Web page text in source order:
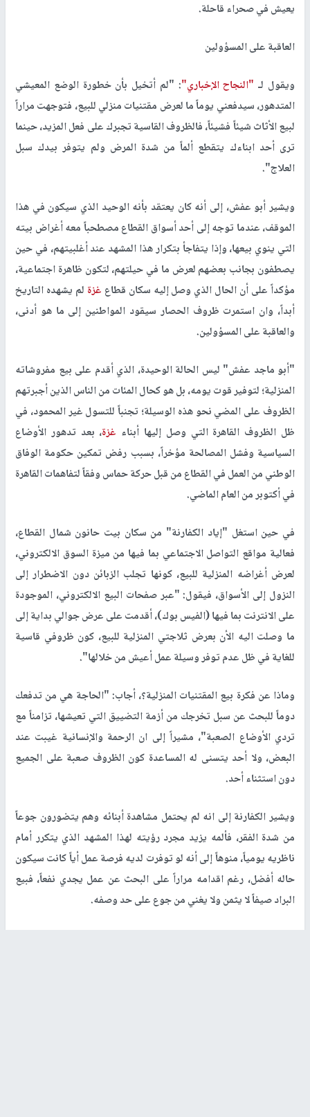
يعيش في صحراء قاحلة.
العاقبة على المسؤولين
ويقول لـ "النجاح الإخباري": "لم أتخيل بأن خطورة الوضع المعيشي
المتدهور، سيدفعني يوماً ما لعرض مقتنيات منزلي للبيع، فتوجهت مراراً
لبيع الأثاث شيئاً فشيئاً، فالظروف القاسية تجبرك على فعل المزيد، حينما
ترى أحد ابناءك يتقطع ألماً من شدة المرض ولم يتوفر بيدك سبل
العلاج".
ويشير أبو عفش، إلى أنه كان يعتقد بأنه الوحيد الذي سيكون في هذا
الموقف، عندما توجه إلى أحد أسواق القطاع مصطحباً معه أغراض بيته
التي ينوي بيعها، وإذا يتفاجأ بتكرار هذا المشهد عند أغلبيتهم، في حين
يصطفون بجانب بعضهم لعرض ما في حيلتهم، لتكون ظاهرة اجتماعية،
مؤكداً على أن الحال الذي وصل إليه سكان قطاع غزة لم يشهده التاريخ
أبداً، وان استمرت ظروف الحصار سيقود المواطنين إلى ما هو أدنى،
والعاقبة على المسؤولين.
"أبو ماجد عفش" ليس الحالة الوحيدة، الذي أقدم على بيع مفروشاته
المنزلية؛ لتوفير قوت يومه، بل هو كحال المئات من الناس الذين أجبرتهم
الظروف على المضي نحو هذه الوسيلة؛ تجنباً للتسول غير المحمود، في
ظل الظروف القاهرة التي وصل إليها أبناء غزة، بعد تدهور الأوضاع
السياسية وفشل المصالحة مؤخراً، بسبب رفض تمكين حكومة الوفاق
الوطني من العمل في القطاع من قبل حركة حماس وفقاً لتفاهمات القاهرة
في أكتوبر من العام الماضي.
في حين استغل "إياد الكفارنة" من سكان بيت حانون شمال القطاع،
فعالية مواقع التواصل الاجتماعي بما فيها من ميزة السوق الالكتروني،
لعرض أغراضه المنزلية للبيع، كونها تجلب الزبائن دون الاضطرار إلى
النزول إلى الأسواق، فيقول: "عبر صفحات البيع الالكتروني، الموجودة
على الانترنت بما فيها (الفيس بوك)، أقدمت على عرض جوالي بداية إلى
ما وصلت اليه الأن بعرض ثلاجتي المنزلية للبيع، كون ظروفي قاسية
للغاية في ظل عدم توفر وسيلة عمل أعيش من خلالها".
وماذا عن فكرة بيع المقتنيات المنزلية؟، أجاب: "الحاجة هي من تدفعك
دوماً للبحث عن سبل تخرجك من أزمة التضييق التي تعيشها، تزامناً مع
تردي الأوضاع الصعبة"، مشيراً إلى ان الرحمة والإنسانية غيبت عند
البعض، ولا أحد يتسنى له المساعدة كون الظروف صعبة على الجميع
دون استثناء أحد.
ويشير الكفارنة إلى انه لم يحتمل مشاهدة أبنائه وهم يتضورون جوعاً
من شدة الفقر، فألمه يزيد مجرد رؤيته لهذا المشهد الذي يتكرر أمام
ناظريه يومياً، منوهاً إلى أنه لو توفرت لديه فرصة عمل أياً كانت سيكون
حاله أفضل، رغم اقدامه مراراً على البحث عن عمل يجدي نفعاً، فبيع
البراد صيفاً لا يثمن ولا يغني من جوع على حد وصفه.